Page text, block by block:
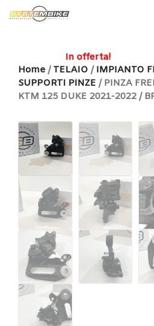
Home
Shop Ricambi
Note Generali
Carrello
Contatti
Home / TELAIO / IMPIANTO
SUPPORTI PINZE / PINZA
KTM 125 DUKE 2021-2022 /
In offerta!